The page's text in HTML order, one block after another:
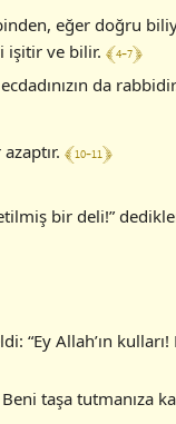
eğer doğru
işitir ve bilir. ﴾ 4-7 ﴿
da
﴾ 10-11 ﴿
bir deli!”
“Ey Allah’ın
taşa tutmanıza